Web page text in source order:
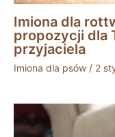
Imiona dla
propozycji dla
przyjaciela
Imiona dla psów / 2